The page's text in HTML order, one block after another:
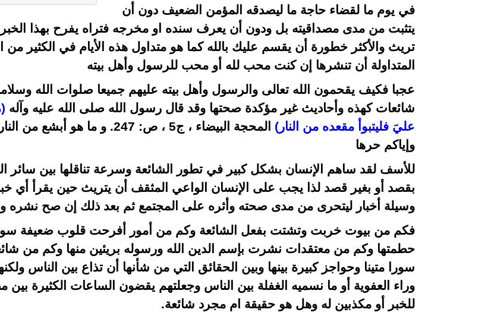
في يوم ما لقضاء حاجة ما ليصدقه المؤمن الضعيف دون أن
يتثبت من مدى مصداقيته بل ودون أن يعرف سنده او مخرجه فتراه يفرح بهذا الخبر
تريث والأكثر خطورة أن يقسم عليك بالله كما هو متداول هذه الأيام في الكثير من
المتداولة أن تنشرها إن كنت محب لله أو محب للرسول وأهل بيته
عجبا فكيف يقحمون الله تعالى والرسول وأهل بيته عليهم جميعا صلوات الله
شائعات كهذه وأحاديث غير مؤكدة صحتها وقد قال رسول الله صلى الله عليه وآله
عليَ فليتبوأ مقعده من النار) المحجة البيضاء ، ج5 ، ص: 247. و ما هو أبشع من
وإياكم حرها
للأسف لقد ساهم الإنسان بشكل كبير في تطور الشائعة وسرعة تناقلها بين سائر
بقصد أو بغير قصد لذا يجب على الإنسان الواعي المثقف أن يتريث حين يقرأ أي
وسيلة أخبار ليتحرى من مدى صحته وأثره على المجتمع ثم بعد ذلك إن صح نشره
فكم من بيوت خربت وتشتت بفعل الشائعة وكم من أمور أفرحت قلوب ضعيفة
حطمتها وكم من معتقدات نشرت بإسم الدين الله ورسوله بريئين منها وكم من
سورا متينا وحواجز كبيرة بينها وبين الحقائق التي من شأنها أن تذاع بين الناس
وراء العفوية أو ما نسميه الغفلة بين الناس وجعلتهم يقضون الساعات الكثيرة بين
للخبر أو مكذبين له وهل هو حقيقة ام مجرد شائعة.